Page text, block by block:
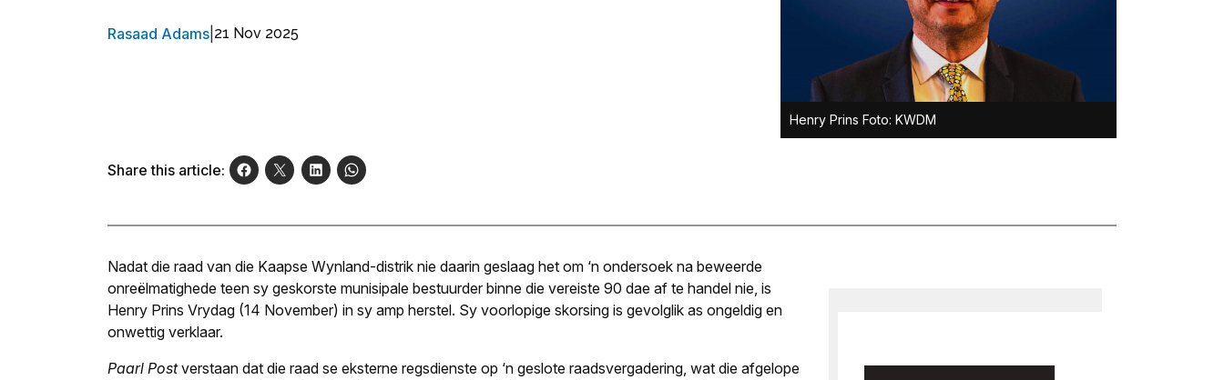
Rasaad Adams 21 Nov 2025
Share this article:
Henry Prins Foto: KWDM
Nadat die raad van die Kaapse Wynland-distrik nie daarin geslaag het om ‘n ondersoek na beweerde
onreëlmatighede teen sy geskorste munisipale bestuurder binne die vereiste 90 dae af te handel nie, is
Henry Prins Vrydag (14 November) in sy amp herstel. Sy voorlopige skorsing is gevolglik as ongeldig en
onwettig verklaar.
Paarl Postverstaan dat die raad se eksterne regsdienste op ‘n geslote raadsvergadering, wat die afgelope